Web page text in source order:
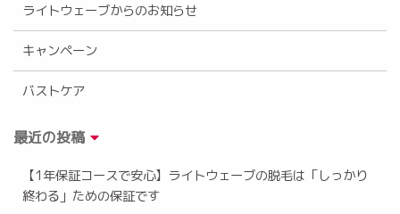
ライトウェーブからのお知らせ
キャンペーン
バストケア
最近の投稿
【1年保証コースで安心】ライトウェーブの脱毛は「しっかり
終わる」ための保証です